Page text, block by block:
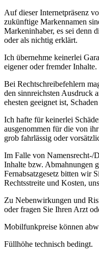
Auf dieser Internetpräsenz
zukünftige Markennamen
Markeninhaber, es sei denn
oder als nichtig erklärt.
Ich übernehme keinerlei
eigener oder fremder Inhalte.
Bei Rechtschreibefehlern
den sinnreichsten Ausdruck
ehesten geeignet ist,
Ich hafte für keinerlei
ausgenommen für die von
grob fahrlässig oder
Im Falle von Namensrecht-/
Inhalte bzw. Abmahnungen
Fernabsatzgesetz bitten wir
Rechtsstreite und Kosten,
Zu Nebenwirkungen und
oder fragen Sie Ihren Arzt
Mobilfunkpreise können
Füllhöhe technisch bedingt.